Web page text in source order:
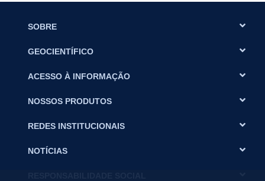
SOBRE
GEOCIENTÍFICO
ACESSO À INFORMAÇÃO
NOSSOS PRODUTOS
REDES INSTITUCIONAIS
NOTÍCIAS